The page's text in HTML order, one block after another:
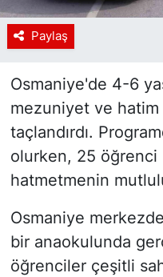
Paylaş
Osmaniye'de 4-6
mezuniyet ve
taçlandırdı.
olurken, 25 öğrenci
hatmetmenin
Osmaniye
bir anaokulunda
öğrenciler çeşitli